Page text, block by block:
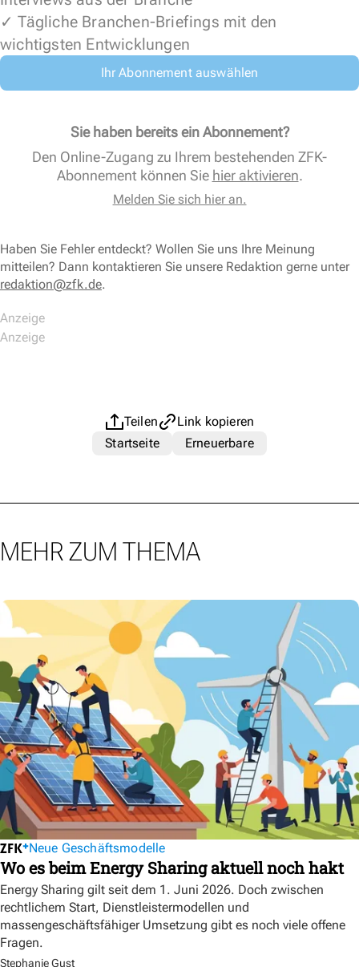
✓ Tägliche Branchen-Briefings mit den
wichtigsten Entwicklungen
Ihr Abonnement auswählen
Sie haben bereits ein Abonnement?
Den Online-Zugang zu Ihrem bestehenden ZFK-
Abonnement können Sie hier aktivieren.
Melden Sie sich hier an.
Haben Sie Fehler entdeckt? Wollen Sie uns Ihre Meinung
mitteilen? Dann kontaktieren Sie unsere Redaktion gerne unter
redaktion@zfk.de.
Teilen
Link kopieren
Startseite
Erneuerbare
MEHR ZUM THEMA
Neue Geschäftsmodelle
Wo es beim Energy Sharing aktuell noch hakt
Energy Sharing gilt seit dem 1. Juni 2026. Doch zwischen
rechtlichem Start, Dienstleistermodellen und
massengeschäftsfähiger Umsetzung gibt es noch viele offene
Fragen.
Stephanie Gust